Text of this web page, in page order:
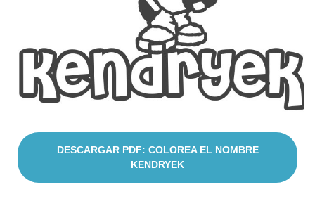
Cuentos
DESCARGAR PDF: COLOREA EL NOMBRE
KENDRYEK